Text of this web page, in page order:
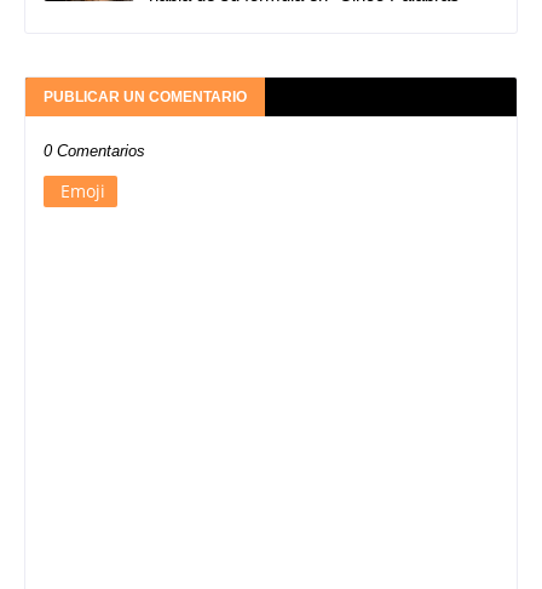
PUBLICAR UN COMENTARIO
0 Comentarios
Emoji